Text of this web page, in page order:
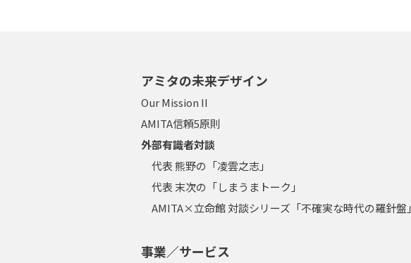
アミタの未来デザイン
Our Mission II
AMITA信頼5原則
外部有識者対談
代表 熊野の「凌雲之志」
代表 末次の「しまうまトーク」
AMITA×立命館 対談シリーズ「不確実な時代の羅針盤」
事業／サービス